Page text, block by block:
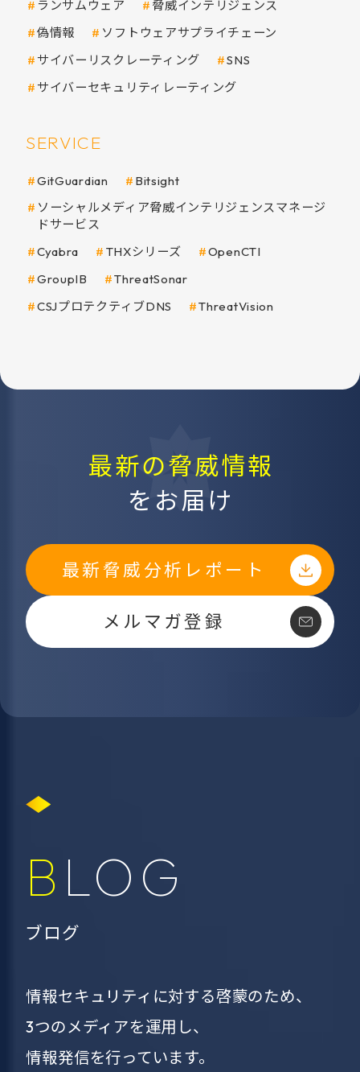
ランサムウェア
脅威インテリジェンス
偽情報
ソフトウェアサプライチェーン
サイバーリスクレーティング
SNS
サイバーセキュリティレーティング
SERVICE
GitGuardian
Bitsight
ソーシャルメディア脅威インテリジェンスマネージ
ドサービス
Cyabra
THXシリーズ
OpenCTI
GroupIB
ThreatSonar
CSJプロテクティブDNS
ThreatVision
最新の脅威情報
をお届け
最新脅威分析レポート
メルマガ登録
BLOG
ブログ
情報セキュリティに対する啓蒙のため、
3つのメディアを運用し、
情報発信を行っています。